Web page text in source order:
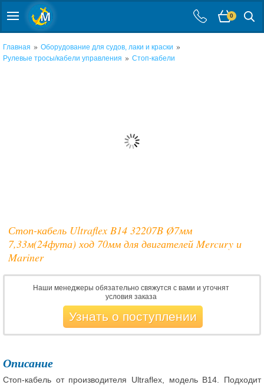
0
Главная » Оборудование для судов, лаки и краски »
Рулевые тросы/кабели управления » Стоп-кабели
Стоп-кабель Ultraflex B14 32207B Ø7мм
7,33м(24фута) ход 70мм для двигателей Mercury и
Mariner
Наши менеджеры обязательно свяжутся с вами и уточнят
условия заказа
Узнать о поступлении
Описание
Стоп-кабель от производителя Ultraflex, модель B14. Подходит